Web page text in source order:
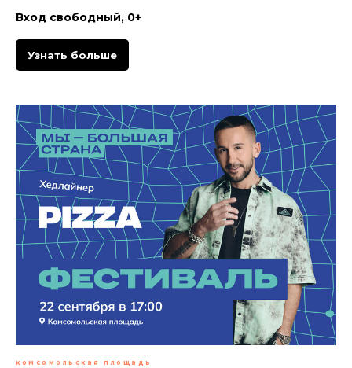
Вход свободный, 0+
Узнать больше
комсомольская площадь